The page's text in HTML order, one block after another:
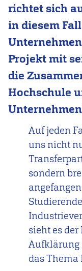
richtet sich
in diesem
Projekt mit
die
Hochschule
Auf jeden
uns nicht
sondern
sieht es
Aufklärung
das Thema